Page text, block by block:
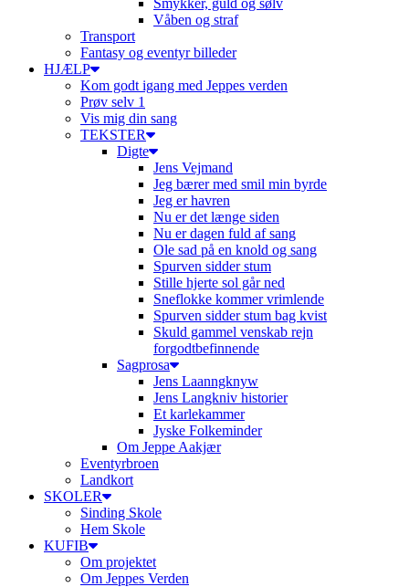
Smykker, guld og sølv
Våben og straf
Transport
Fantasy og eventyr billeder
HJÆLP
Kom godt igang med Jeppes verden
Prøv selv 1
Vis mig din sang
TEKSTER
Digte
Jens Vejmand
Jeg bærer med smil min byrde
Jeg er havren
Nu er det længe siden
Nu er dagen fuld af sang
Ole sad på en knold og sang
Spurven sidder stum
Stille hjerte sol går ned
Sneflokke kommer vrimlende
Spurven sidder stum bag kvist
Skuld gammel venskab rejn
forgodtbefinnende
Sagprosa
Jens Laanngknyw
Jens Langkniv historier
Et karlekammer
Jyske Folkeminder
Om Jeppe Aakjær
Eventyrbroen
Landkort
SKOLER
Sinding Skole
Hem Skole
KUFIB
Om projektet
Om Jeppes Verden